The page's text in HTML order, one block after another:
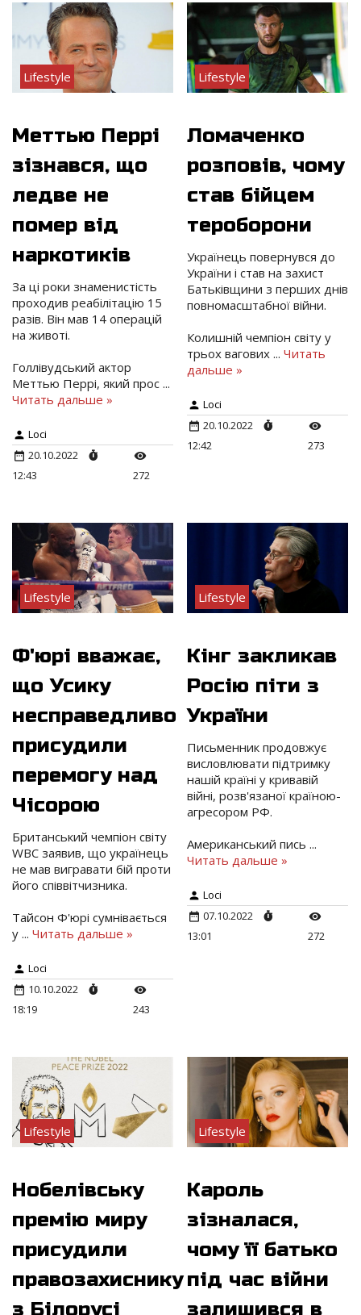
Lifestyle
Меттью Перрі
зізнався, що
ледве не
помер від
наркотиків
За ці роки знаменистість
проходив реабілітацію 15
разів. Він мав 14 операцій
на животі.
Голлівудський актор
Меттью Перрі, який прос ...
Читать дальше »
Loci
20.10.2022
12:43
272
Lifestyle
Ломаченко
розповів, чому
став бійцем
тероборони
Українець повернувся до
України і став на захист
Батьківщини з перших днів
повномасштабної війни.
Колишній чемпіон світу у
трьох вагових...Читать
дальше »
Loci
20.10.2022
12:42
273
Lifestyle
Ф'юрі вважає,
що Усику
несправедливо
присудили
перемогу над
Чісорою
Британський чемпіон світу
WBC заявив, що українець
не мав вигравати бій проти
його співвітчизника.
Тайсон Ф'юрі сумнівається
у ... Читать дальше »
Loci
10.10.2022
18:19
243
Lifestyle
Кінг закликав
Росію піти з
України
Письменник продовжує
висловлювати підтримку
нашій країні у кривавій
війні, розв'язаної країною-
агресором РФ.
Американський пись...
Читать дальше »
Loci
07.10.2022
13:01
272
Lifestyle
Нобелівську
премію миру
присудили
правозахиснику
з Білорусі
Lifestyle
Кароль
зізналася,
чому її батько
під час війни
залишився в